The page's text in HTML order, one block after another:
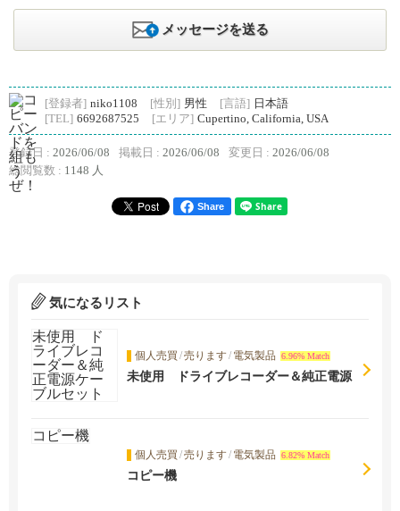
メッセージを送る
[登録者] niko1108 [性別] 男性 [言語] 日本語
[TEL] 6692687525 [エリア] Cupertino, California, USA
登録日 : 2026/06/08 掲載日 : 2026/06/08 変更日 : 2026/06/08
総閲覧数 : 1148 人
Share
気になるリスト
個人売買 /売ります/ 電気製品 6.96% Match
未使用 ドライブレコーダー＆純正電源
個人売買 /売ります/ 電気製品 6.82% Match
コピー機